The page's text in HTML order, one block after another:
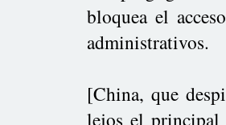
bloquea el
administrativos.
[China, que
lejos el principal